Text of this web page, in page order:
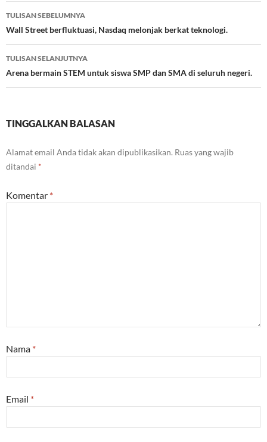
Navigasi
Tulisan
TULISAN SEBELUMNYA
Wall Street berfluktuasi, Nasdaq melonjak berkat teknologi.
TULISAN SELANJUTNYA
Arena bermain STEM untuk siswa SMP dan SMA di seluruh negeri.
TINGGALKAN BALASAN
Alamat email Anda tidak akan dipublikasikan. Ruas yang wajib
ditandai *
Komentar *
Nama *
Email *